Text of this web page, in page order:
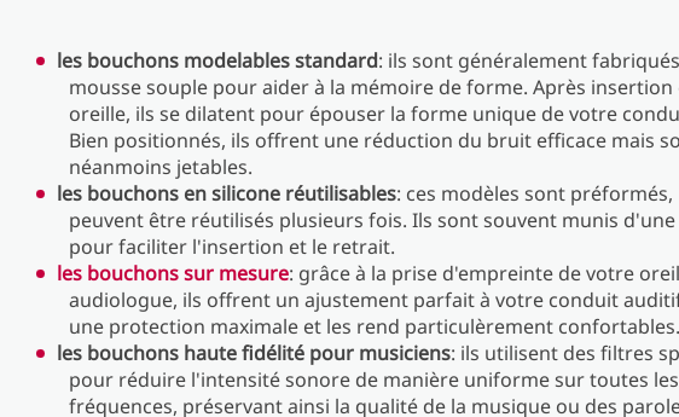
les bouchons modelables standard: ils sont généralement
mousse souple pour aider à la mémoire de forme. Après
oreille, ils se dilatent pour épouser la forme unique de votre
Bien positionnés, ils offrent une réduction du bruit efficace mais
néanmoins jetables.
les bouchons en silicone réutilisables: ces modèles sont préformés,
peuvent être réutilisés plusieurs fois. Ils sont souvent munis
pour faciliter l'insertion et le retrait.
les bouchons sur mesure: grâce à la prise d'empreinte de votre
audiologue, ils offrent un ajustement parfait à votre conduit
une protection maximale et les rend particulèrement confortables.
les bouchons haute fidélité pour musiciens: ils utilisent des filtres
pour réduire l'intensité sonore de manière uniforme sur toutes les
fréquences, préservant ainsi la qualité de la musique ou des